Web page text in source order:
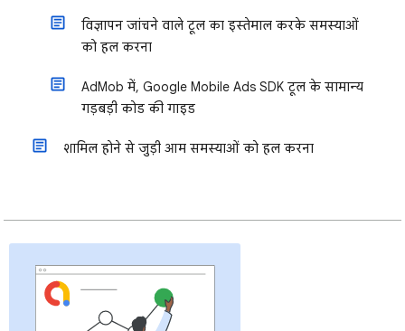
विज्ञापन जांचने वाले टूल का इस्तेमाल करके समस्याओं
को हल करना
AdMob में, Google Mobile Ads SDK टूल के सामान्य
गड़बड़ी कोड की गाइड
शामिल होने से जुड़ी आम समस्याओं को हल करना